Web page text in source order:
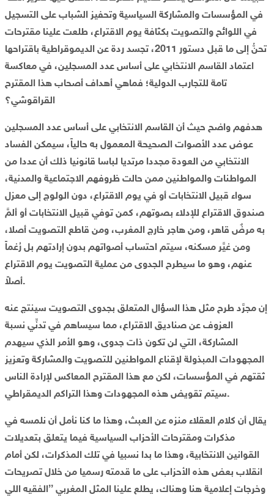
في المؤسسات والمشاركة السياسية وتحفيز الشباب على التسجيل
في اللوائح والتصويت بكثافة يوم الاقتراع، طلعت علينا مقترحات
تحنُّ إلى ما قبل دستور 2011، تجسد ردة عن الديموقراطية باقتراحها
اعتماد القاسم الانتخابي على أساس عدد المسجلين، في معاكسة
تامة للتجارب الدولية؛ فماهي أهداف أصحاب هذا المقترح
القراقوشي؟
هدفهم واضح حيث أن القاسم الانتخابي على أساس عدد المسجلين
عوض عدد الأصوات الصحيحة المعمول به حالياً، سيمكن الفساد
الانتخابي من العودة مجددا مرتديا لباسا قانونيا ذلك أن عددا من
المواطنات والمواطنين ممن حالت ظروفهم الاجتماعية والمدنية،
سواء قبيل الانتخابات أو في يوم الاقتراع، دون الولوج إلى معزل
صندوق الاقتراع للإدلاء بصوتهم، كمن توفي قبيل الانتخابات أو ألمَّ
به مرضٌ قاهر، ومن هاجر خارج المغرب، ومن قاطع التصويت أصلا،
ومن غيَّر مسكنه، سيتم احتساب أصواتهم بدون إرادتهم بل رُغماً
عنهم، وهو ما سيطرح الجدوى من عملية التصويت يوم الاقتراع
أصلاً.
إن مجرَّد طرح مثل هذا السؤال المتعلق بجدوى التصويت سينتج عنه
العزوف عن صناديق الاقتراع، مما سيساهم في تدنِّي نسبة
المشاركة، التي لن تكون ذات جدوى، وهو الأمر الذي سيهدم
المجهودات المبذولة لإقناع المواطنين للتصويت والمشاركة وتعزيز
ثقتهم في المؤسسات، لكن مع هذا المقترح المعاكس لإرادة الناس
سيتم تقويض هذه المجهودات وهذا التراكم الديمقراطي.
يقال أن كلام العقلاء منزه عن العبث، وهذا ما كنا نأمل أن نلمسه في
مذكرات ومقترحات الأحزاب السياسية فيما يتعلق بتعديلات
القوانين الانتخابية، وهذا ما بدا نسبيا في تلك المذكرات، لكن أمام
انقلاب بعض هذه الأحزاب على ما قدمته رسميا من خلال تصريحات
وخرجات إعلامية هنا وهناك، يطلع علينا المثل المغربي ’’الفقيه اللي